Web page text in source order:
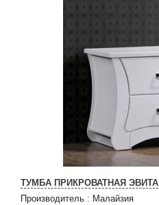
ТУМБА ПРИКРОВАТНАЯ ЭВИТА
Производитель : Малайзия